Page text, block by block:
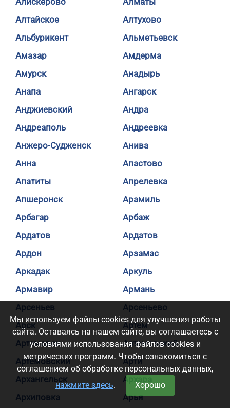
Алтайское
Алтухово
Альбурикент
Альметьевск
Амазар
Амдерма
Амурск
Анадырь
Анапа
Ангарск
Анджиевский
Андра
Андреаполь
Андреевка
Анжеро-Судженск
Анива
Анна
Апастово
Апатиты
Апрелевка
Апшеронск
Арамиль
Арбагар
Арбаж
Ардатов
Ардатов
Ардон
Арзамас
Аркадак
Аркуль
Армавир
Армань
Арсеньев
Арсеньево
Арск
Артем
Артемовск
Артемовский
Артемовский
Арти
Архангельск
Архара
Архиповка
Арья
Мы используем файлы cookies для улучшения работы
сайта. Оставаясь на нашем сайте, вы соглашаетесь с
условиями использования файлов cookies и
метрических программ. Чтобы ознакомиться с
соглашением об обработке персональных данных,
нажмите здесь. Хорошо